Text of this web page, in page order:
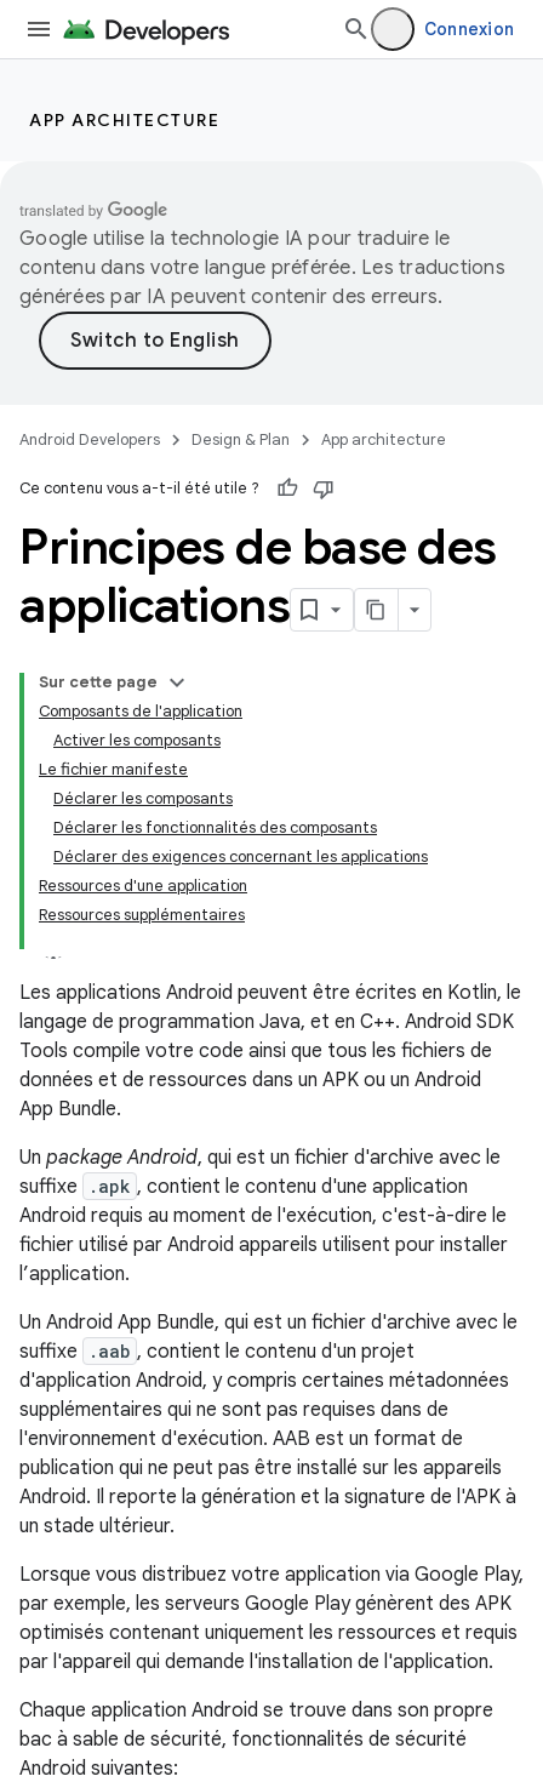
Connexion
APP ARCHITECTURE
Google utilise la technologie IA pour traduire le
contenu dans votre langue préférée. Les traductions
générées par IA peuvent contenir des erreurs.
Android Developers Design & Plan App architecture
Ce contenu vous a-t-il été utile ?
Principes de base des
applications
Sur cette page
Composants de l'application
Activer les composants
Le fichier manifeste
Déclarer les composants
Déclarer les fonctionnalités des composants
Déclarer des exigences concernant les applications
Ressources d'une application
Ressources supplémentaires
Les applications Android peuvent être écrites en Kotlin, le
langage de programmation Java, et en C++. Android SDK
Tools compile votre code ainsi que tous les fichiers de
données et de ressources dans un APK ou un Android
App Bundle.
Un package Android, qui est un fichier d'archive avec le
suffixe
.apk , contient le contenu d'une application
Android requis au moment de l'exécution, c'est-à-dire le
fichier utilisé par Android appareils utilisent pour installer
l’application.
Un Android App Bundle, qui est un fichier d'archive avec le
suffixe
.aab , contient le contenu d'un projet
d'application Android, y compris certaines métadonnées
supplémentaires qui ne sont pas requises dans de
l'environnement d'exécution. AAB est un format de
publication qui ne peut pas être installé sur les appareils
Android. Il reporte la génération et la signature de l'APK à
un stade ultérieur.
Lorsque vous distribuez votre application via Google Play,
par exemple, les serveurs Google Play génèrent des APK
optimisés contenant uniquement les ressources et requis
par l'appareil qui demande l'installation de l'application.
Chaque application Android se trouve dans son propre
bac à sable de sécurité, fonctionnalités de sécurité
Android suivantes: